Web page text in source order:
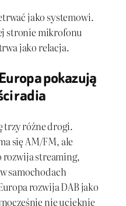
jako systemowi.
stronie mikrofonu
jako relacja.
pokazują
radia
trzy różne drogi.
się AM/FM, ale
rozwija streaming,
samochodach
rozwija DAB jako
nie ucieknie